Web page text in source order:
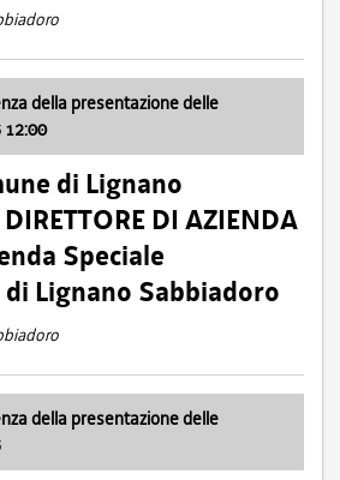
della presentazione delle
12:00
di Lignano
DI AZIENDA
Speciale
Lignano Sabbiadoro
della presentazione delle